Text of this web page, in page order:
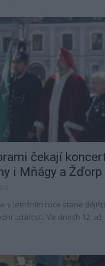
čekají
i Mňágy a Žďorp
v letošním roce stane
události. Ve dnech 12. až